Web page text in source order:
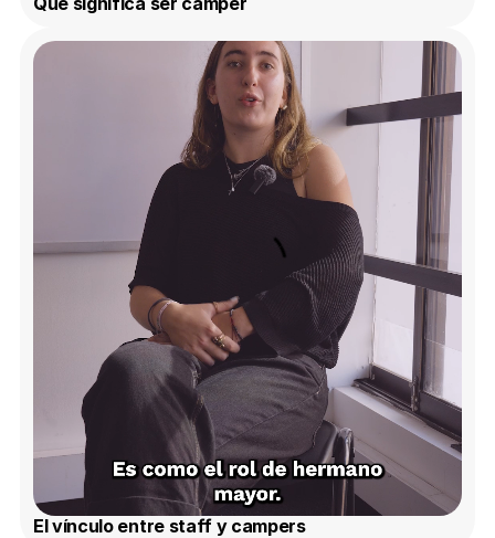
El vínculo entre staff y campers